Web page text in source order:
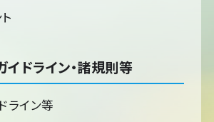
イドライン・諸規則等
ライン等